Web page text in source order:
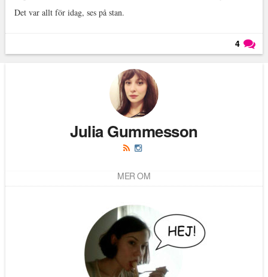
Det var allt för idag, ses på stan.
4
Julia Gummesson
MER OM